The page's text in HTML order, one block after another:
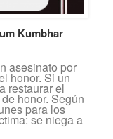
Kumbhar
asesinato por
honor. Si un
restaurar el
honor. Según
para los
se niega a